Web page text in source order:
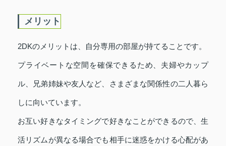
メリット
2DKのメリットは、自分専用の部屋が持てることです。
プライベートな空間を確保できるため、夫婦やカップ
ル、兄弟姉妹や友人など、さまざまな関係性の二人暮ら
しに向いています。
お互い好きなタイミングで好きなことができるので、生
活リズムが異なる場合でも相手に迷惑をかける心配があ